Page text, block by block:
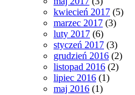
kwiecień 2017 (5)
marzec 2017 (3)
luty 2017 (6)
styczeń 2017 (3)
grudzień 2016 (2)
listopad 2016 (2)
lipiec 2016 (1)
maj 2016 (1)